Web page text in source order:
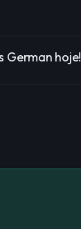
German hoje!